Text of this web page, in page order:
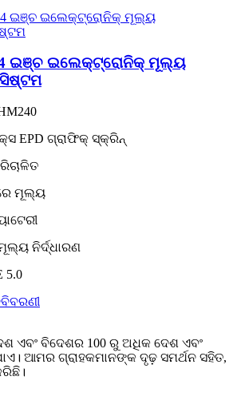
ଇଞ୍ଚ ଇଲେକ୍ଟ୍ରୋନିକ୍ ମୂଲ୍ୟ
EPD ଗ୍ରାଫିକ୍ ସ୍କ୍ରିନ୍
ମୂଲ୍ୟ
ନିର୍ଦ୍ଧାରଣ
5.0
ବିବରଣୀ
ଏବଂ ବିଦେଶର 100 ରୁ ଅଧିକ ଦେଶ ଏବଂ
ଆମର ଗ୍ରାହକମାନଙ୍କ ଦୃଢ଼ ସମର୍ଥନ ସହିତ,